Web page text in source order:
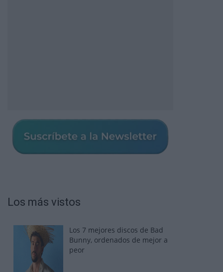
Los más vistos
Los 7 mejores discos de Bad
Bunny, ordenados de mejor a
peor